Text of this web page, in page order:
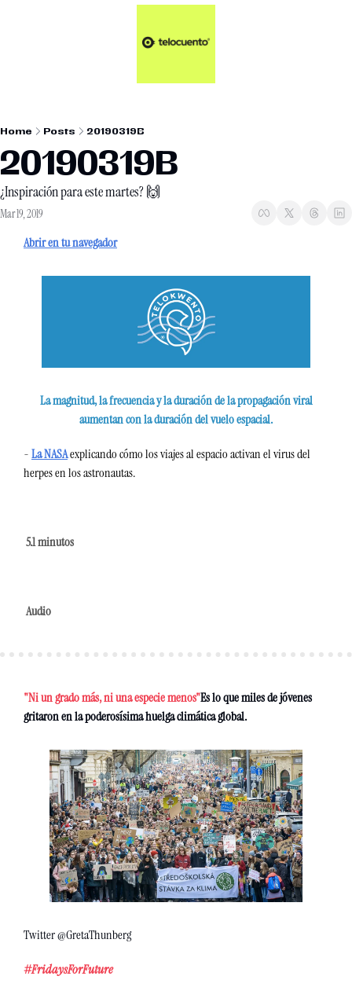
Artículos 📑
Plus 💎
Home Posts 20190319B
20190319B
¿Inspiración para este martes? 🙌
Mar 19, 2019
Abrir en tu navegador
La magnitud, la frecuencia y la duración de la propagación viral
aumentan con la duración del vuelo espacial.
- La NASAexplicando cómo los viajes al espacio activan el virus del
herpes en los astronautas.
5.1 minutos
Audio
"Ni un grado más, ni una especie menos"Es lo que miles de jóvenes
gritaron en la poderosísima huelga climática global.
Twitter @GretaThunberg
#FridaysForFuture